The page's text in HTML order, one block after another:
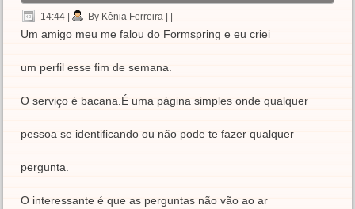
14:44 | By Kênia Ferreira
Um amigo meu me falou do Formspring e eu criei
um perfil esse fim de semana.
O serviço é bacana.É uma página simples onde qualquer
pessoa se identificando ou não pode te fazer qualquer
pergunta.
O interessante é que as perguntas não vão ao ar